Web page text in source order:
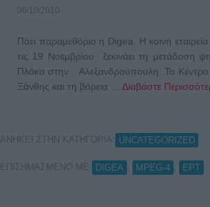
06/10/2010
Πάει παραμεθόριο η Digea. Η κοινή
τις 19 Νοεμβρίου ξεκινάει τη μετάδοση
Πλάκα στην Αλεξανδρούπουλη. Το
Ξάνθης και τη βόρεια … Διαβάστε
ΑΝΗΚΕΙ ΣΤΗΝ ΚΑΤΗΓΟΡΙΑ: UNCATEGORIZED
ΕΠΙΣΗΜΑΣΜΕΝΟ ΜΕ: DIGEA MPEG-4 ΕΡΤ